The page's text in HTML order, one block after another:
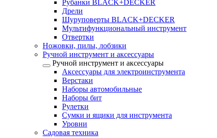
Рубанки BLACK+DECKER
Дрели
Шуруповерты BLACK+DECKER
Мультифункциональный инструмент
Отвертки
Ножовки, пилы, лобзики
Ручной инструмент и аксессуары
Ручной инструмент и аксессуары
Аксессуары для электроинструмента
Верстаки
Наборы автомобильные
Наборы бит
Рулетки
Сумки и ящики для инструмента
Уровни
Садовая техника